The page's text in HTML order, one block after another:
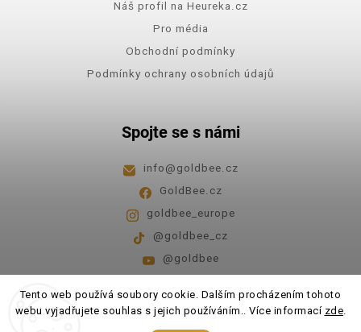
Tento web používá soubory cookie. Dalším procházením tohoto
webu vyjadřujete souhlas s jejich používáním.. Více informací zde.
Náš profil na Heureka.cz
Pro média
Obchodní podmínky
Podmínky ochrany osobních údajů
Spojte se s námi
info@goldbee.cz
GoldBee.cz
goldbee_europe
@goldbee_cz
@goldbee
Pondělí - pátek 8:00-14:00